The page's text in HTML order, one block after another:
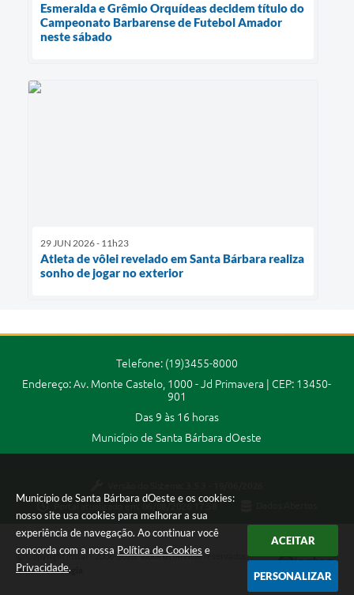
Município de Santa Bárbara dOeste e os cookies:
nosso site usa cookies para melhorar a sua
experiência de navegação. Ao continuar você
concorda com a nossa Política de Cookies e
Privacidade.
ACEITAR
PERSONALIZAR
Esmeralda e Grêmio Orquídeas decidem título do
Campeonato Barbarense de Futebol Amador
neste sábado
29 JUN 2026 - 11h23
Atleta de vôlei revelado em Santa Bárbara realiza
sonho de jogar no exterior
Telefone: (19)3455-8000
Endereço: Av. Monte Castelo, 1000 - Jd Primavera | CEP: 13450-
901
Das 9 às 16 horas
Município de Santa Bárbara dOeste
Copyright Instar - 2006-2026. Todos os direitos reservados -
Instar Tecnologia